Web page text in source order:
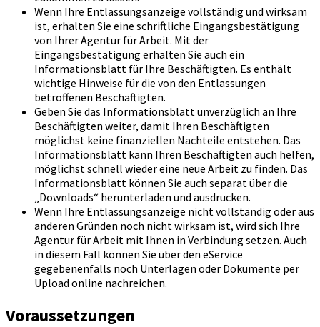
Wenn Ihre Entlassungsanzeige vollständig und wirksam
ist, erhalten Sie eine schriftliche Eingangsbestätigung
von Ihrer Agentur für Arbeit. Mit der
Eingangsbestätigung erhalten Sie auch ein
Informationsblatt für Ihre Beschäftigten. Es enthält
wichtige Hinweise für die von den Entlassungen
betroffenen Beschäftigten.
Geben Sie das Informationsblatt unverzüglich an Ihre
Beschäftigten weiter, damit Ihren Beschäftigten
möglichst keine finanziellen Nachteile entstehen. Das
Informationsblatt kann Ihren Beschäftigten auch helfen,
möglichst schnell wieder eine neue Arbeit zu finden. Das
Informationsblatt können Sie auch separat über die
„Downloads“ herunterladen und ausdrucken.
Wenn Ihre Entlassungsanzeige nicht vollständig oder aus
anderen Gründen noch nicht wirksam ist, wird sich Ihre
Agentur für Arbeit mit Ihnen in Verbindung setzen. Auch
in diesem Fall können Sie über den eService
gegebenenfalls noch Unterlagen oder Dokumente per
Upload online nachreichen.
Voraussetzungen